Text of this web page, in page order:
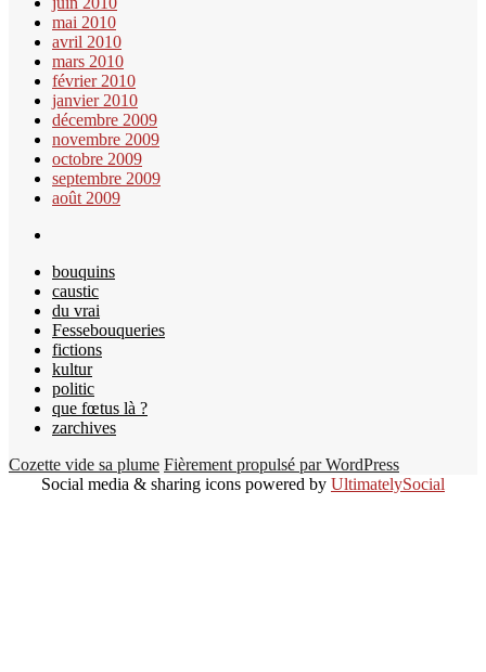
mai 2010
avril 2010
mars 2010
février 2010
janvier 2010
décembre 2009
novembre 2009
octobre 2009
septembre 2009
août 2009
bouquins
caustic
du vrai
Fessebouqueries
fictions
kultur
politic
que fœtus là ?
zarchives
Cozette vide sa plume Fièrement propulsé par WordPress
Social media & sharing icons powered by UltimatelySocial